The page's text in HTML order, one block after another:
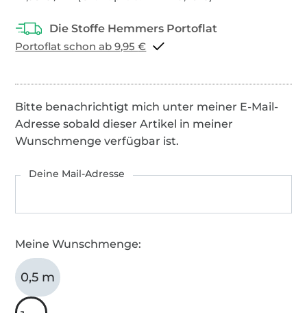
Portoflat schon ab 9,95 €
Bitte benachrichtigt mich unter meiner E-Mail-
Adresse sobald dieser Artikel in meiner
Wunschmenge verfügbar ist.
Deine Mail-Adresse
Meine Wunschmenge:
0,5 m